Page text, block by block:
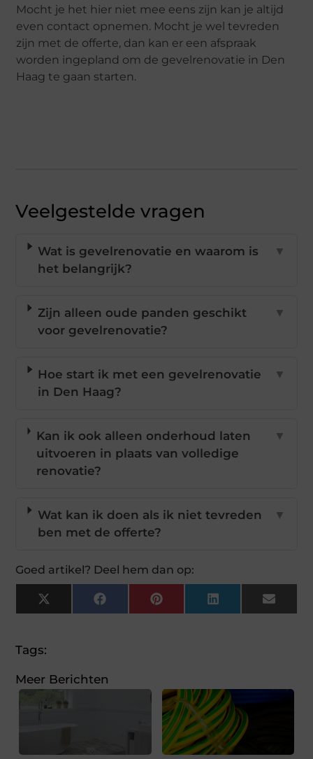
Mocht je het hier niet mee eens zijn kan je altijd
even contact opnemen. Mocht je wel tevreden
zijn met de offerte, dan kan er een afspraak
worden ingepland om de gevelrenovatie in Den
Haag te gaan starten.
Veelgestelde vragen
Wat is gevelrenovatie en waarom is
het belangrijk?
▼
Zijn alleen oude panden geschikt
voor gevelrenovatie?
▼
Hoe start ik met een gevelrenovatie
in Den Haag?
▼
Kan ik ook alleen onderhoud laten
uitvoeren in plaats van volledige
renovatie?
▼
Wat kan ik doen als ik niet tevreden
ben met de offerte?
▼
Goed artikel? Deel hem dan op:
X
(Twitter)
FacebookPinterestLinkedInEmail
Tags:
Meer Berichten